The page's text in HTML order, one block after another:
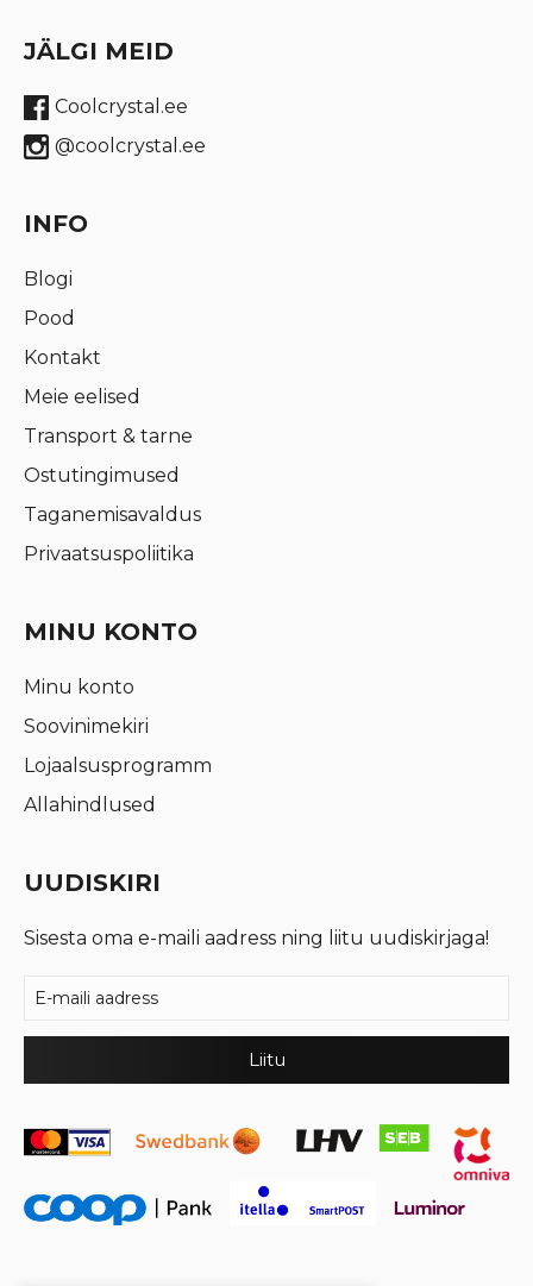
JÄLGI MEID
Coolcrystal.ee
@coolcrystal.ee
INFO
Blogi
Pood
Kontakt
Meie eelised
Transport & tarne
Ostutingimused
Taganemisavaldus
Privaatsuspoliitika
MINU KONTO
Minu konto
Soovinimekiri
Lojaalsusprogramm
Allahindlused
UUDISKIRI
Sisesta oma e-maili aadress ning liitu uudiskirjaga!